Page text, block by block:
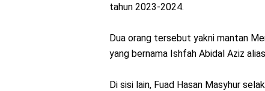
tahun 2023-2024.
Dua orang tersebut yakni mantan
yang bernama Ishfah Abidal Aziz
Di sisi lain, Fuad Hasan Masyhur